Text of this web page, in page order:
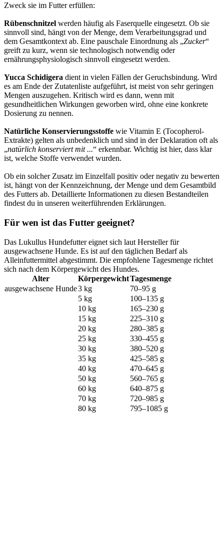
Zweck sie im Futter erfüllen:
Rübenschnitzel werden häufig als Faserquelle eingesetzt. Ob sie
sinnvoll sind, hängt von der Menge, dem Verarbeitungsgrad und
dem Gesamtkontext ab. Eine pauschale Einordnung als „Zucker“
greift zu kurz, wenn sie technologisch notwendig oder
ernährungsphysiologisch sinnvoll eingesetzt werden.
Yucca Schidigera dient in vielen Fällen der Geruchsbindung. Wird
es am Ende der Zutatenliste aufgeführt, ist meist von sehr geringen
Mengen auszugehen. Kritisch wird es dann, wenn mit
gesundheitlichen Wirkungen geworben wird, ohne eine konkrete
Dosierung zu nennen.
Natürliche Konservierungsstoffe wie Vitamin E (Tocopherol-
Extrakte) gelten als unbedenklich und sind in der Deklaration oft als
„natürlich konserviert mit ...“ erkennbar. Wichtig ist hier, dass klar
ist, welche Stoffe verwendet wurden.
Ob ein solcher Zusatz im Einzelfall positiv oder negativ zu bewerten
ist, hängt von der Kennzeichnung, der Menge und dem Gesamtbild
des Futters ab. Detaillierte Informationen zu diesen Bestandteilen
findest du in unseren weiterführenden Erklärungen.
Für wen ist das Futter geeignet?
Das Lukullus Hundefutter eignet sich laut Hersteller für
ausgewachsene Hunde. Es ist auf den täglichen Bedarf als
Alleinfuttermittel abgestimmt. Die empfohlene Tagesmenge richtet
sich nach dem Körpergewicht des Hundes.
Alter
KörpergewichtTagesmenge
ausgewachsene Hunde3 kg
70–95 g
5 kg
100–135 g
10 kg
165–230 g
15 kg
225–310 g
20 kg
280–385 g
25 kg
330–455 g
30 kg
380–520 g
35 kg
425–585 g
40 kg
470–645 g
50 kg
560–765 g
60 kg
640–875 g
70 kg
720–985 g
80 kg
795–1085 g